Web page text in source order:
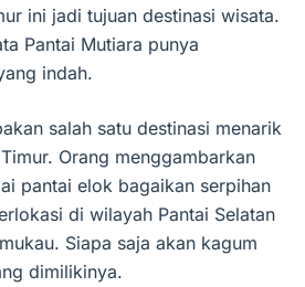
ini jadi tujuan destinasi wisata.
Pantai Mutiara punya
indah.
salah satu destinasi menarik
Orang menggambarkan
pantai elok bagaikan serpihan
di wilayah Pantai Selatan
Siapa saja akan kagum
dimilikinya.